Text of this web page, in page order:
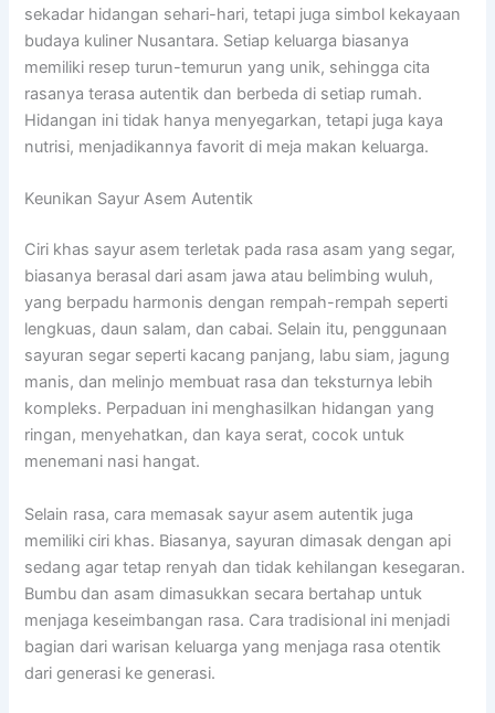
sekadar hidangan sehari-hari, tetapi juga simbol kekayaan
budaya kuliner Nusantara. Setiap keluarga biasanya
memiliki resep turun-temurun yang unik, sehingga cita
rasanya terasa autentik dan berbeda di setiap rumah.
Hidangan ini tidak hanya menyegarkan, tetapi juga kaya
nutrisi, menjadikannya favorit di meja makan keluarga.
Keunikan Sayur Asem Autentik
Ciri khas sayur asem terletak pada rasa asam yang segar,
biasanya berasal dari asam jawa atau belimbing wuluh,
yang berpadu harmonis dengan rempah-rempah seperti
lengkuas, daun salam, dan cabai. Selain itu, penggunaan
sayuran segar seperti kacang panjang, labu siam, jagung
manis, dan melinjo membuat rasa dan teksturnya lebih
kompleks. Perpaduan ini menghasilkan hidangan yang
ringan, menyehatkan, dan kaya serat, cocok untuk
menemani nasi hangat.
Selain rasa, cara memasak sayur asem autentik juga
memiliki ciri khas. Biasanya, sayuran dimasak dengan api
sedang agar tetap renyah dan tidak kehilangan kesegaran.
Bumbu dan asam dimasukkan secara bertahap untuk
menjaga keseimbangan rasa. Cara tradisional ini menjadi
bagian dari warisan keluarga yang menjaga rasa otentik
dari generasi ke generasi.